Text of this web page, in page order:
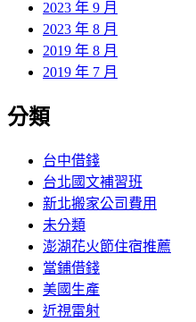
2023 年 9 月
2023 年 8 月
2019 年 8 月
2019 年 7 月
分類
台中借錢
台北國文補習班
新北搬家公司費用
未分類
澎湖花火節住宿推薦
當鋪借錢
美國生產
近視雷射